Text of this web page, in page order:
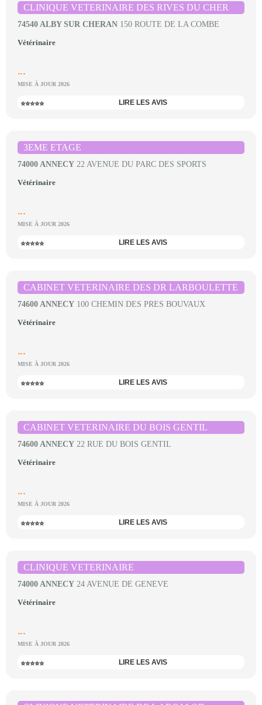
CLINIQUE VETERINAIRE DES RIVES DU CHER
74540 ALBY SUR CHERAN 150 ROUTE DE LA COMBE
Vétérinaire
...
MISE À JOUR 2026
⭐⭐⭐⭐⭐ LIRE LES AVIS
3EME ETAGE
74000 ANNECY 22 AVENUE DU PARC DES SPORTS
Vétérinaire
...
MISE À JOUR 2026
⭐⭐⭐⭐⭐ LIRE LES AVIS
CABINET VETERINAIRE DES DR LARBOULETTE
74600 ANNECY 100 CHEMIN DES PRES BOUVAUX
Vétérinaire
...
MISE À JOUR 2026
⭐⭐⭐⭐⭐ LIRE LES AVIS
CABINET VETERINAIRE DU BOIS GENTIL
74600 ANNECY 22 RUE DU BOIS GENTIL
Vétérinaire
...
MISE À JOUR 2026
⭐⭐⭐⭐⭐ LIRE LES AVIS
CLINIQUE VETERINAIRE
74000 ANNECY 24 AVENUE DE GENEVE
Vétérinaire
...
MISE À JOUR 2026
⭐⭐⭐⭐⭐ LIRE LES AVIS